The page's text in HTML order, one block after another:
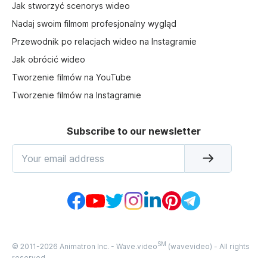
Jak stworzyć scenorys wideo
Nadaj swoim filmom profesjonalny wygląd
Przewodnik po relacjach wideo na Instagramie
Jak obrócić wideo
Tworzenie filmów na YouTube
Tworzenie filmów na Instagramie
Subscribe to our newsletter
© 2011-2026 Animatron Inc. - Wave.videoSM (wavevideo) - All rights